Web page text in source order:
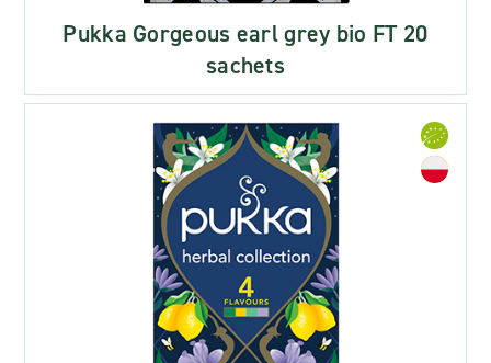
Pukka Gorgeous earl grey bio FT 20
sachets